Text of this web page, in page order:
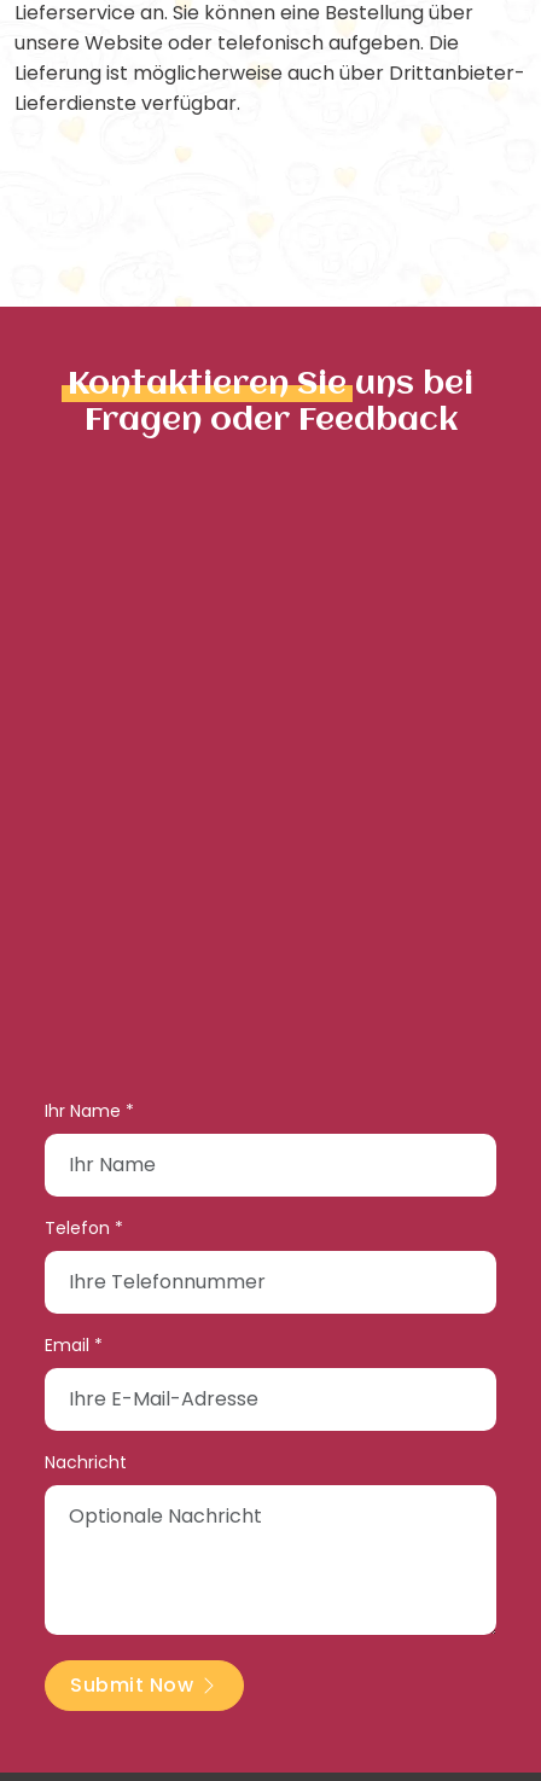
Lieferservice an. Sie können eine Bestellung über
unsere Website oder telefonisch aufgeben. Die
Lieferung ist möglicherweise auch über Drittanbieter-
Lieferdienste verfügbar.
Kontaktieren Sieuns bei
Fragen oder Feedback
Ihr Name *
Telefon *
Email *
Nachricht
Submit Now